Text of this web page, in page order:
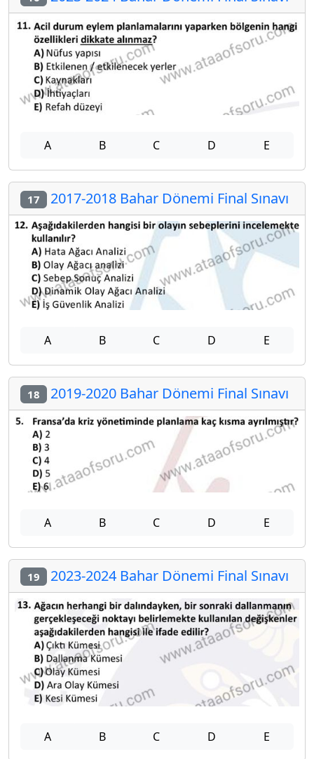
A B C D E
17 2017-2018 Bahar Dönemi Final Sınavı
A B C D E
18 2019-2020 Bahar Dönemi Final Sınavı
A B C D E
19 2023-2024 Bahar Dönemi Final Sınavı
A B C D E